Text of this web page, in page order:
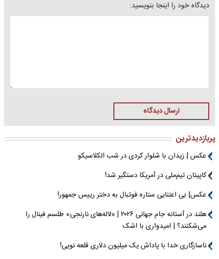
دیدگاه خود را اینجا بنویسید:
ارسال دیدگاه
پربازدیدترین
عکس | زیدان با شلوار کردی در شب الکلاسیکو
کاپیتان تیم‌ملی در آمریکا دستگیر شد!
عکس| بی اعتنایی ستاره فوتبال به دختر رییس جمهور!
هلند در آستانه جام جهانی ۲۰۲۶ | «لاله‌های نارنجی» طلسم فینال را
می‌شکنند؟ | امیدواری با اشک
ناسازگاری خدا با پاداش یک میلیون دلاری قلعه نویی!